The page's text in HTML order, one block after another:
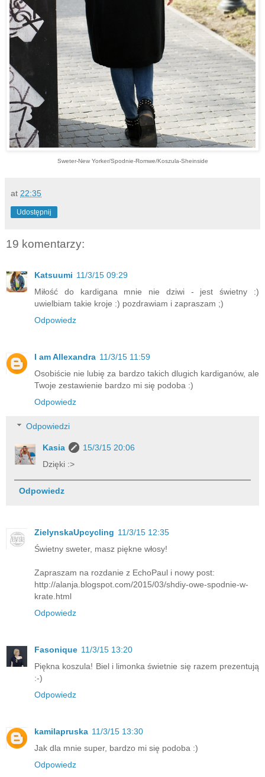
Sweter-New Yorker/Spodnie-Romwe/Koszula-Sheinside
at 22:35
Udostępnij
19 komentarzy:
Katsuumi 11/3/15 09:29
Miłość do kardigana mnie nie dziwi - jest świetny :)
uwielbiam takie kroje :) pozdrawiam i zapraszam ;)
Odpowiedz
I am Allexandra 11/3/15 11:59
Osobiście nie lubię za bardzo takich dlugich kardiganów, ale
Twoje zestawienie bardzo mi się podoba :)
Odpowiedz
Odpowiedzi
Kasia
15/3/15 20:06
Dzięki :>
Odpowiedz
ZielynskaUpcycling 11/3/15 12:35
Świetny sweter, masz piękne włosy!
Zapraszam na rozdanie z EchoPaul i nowy post:
http://alanja.blogspot.com/2015/03/shdiy-owe-spodnie-w-
krate.html
Odpowiedz
Fasonique 11/3/15 13:20
Piękna koszula! Biel i limonka świetnie się razem prezentują
:-)
Odpowiedz
kamilapruska 11/3/15 13:30
Jak dla mnie super, bardzo mi się podoba :)
Odpowiedz